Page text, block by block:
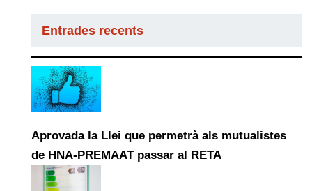
Entrades recents
Aprovada la Llei que permetrà als mutualistes
de HNA-PREMAAT passar al RETA